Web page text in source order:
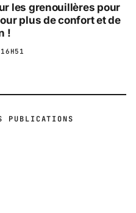
les grenouillères pour
plus de confort et de
!
PUBLICATIONS